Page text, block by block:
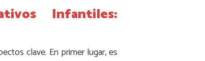
Infantiles:
clave. En primer lugar, es